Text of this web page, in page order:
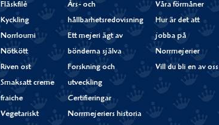
Fläskfilé
Kyckling
Norrloumi
Nötkött
Riven ost
Smaksatt creme
fraiche
Vegetariskt
Års- och
hållbarhetsredovisning
Ett mejeri ägt av
bönderna själva
Forskning och
utveckling
Certifieringar
Norrmejeriers historia
Våra förmåner
Hur är det att
jobba på
Norrmejerier
Vill du bli en av oss